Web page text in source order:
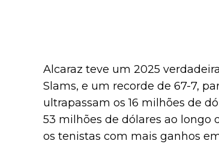
Alcaraz teve um 2025
Slams, e um recorde de 67-7,
ultrapassam os 16 milhões de
53 milhões de dólares ao longo
os tenistas com mais ganhos